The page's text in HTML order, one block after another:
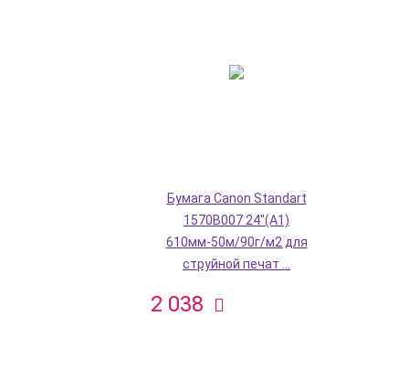
Бумага Canon Standart
1570B007 24"(A1)
610мм-50м/90г/м2 для
струйной печат ...
2 038